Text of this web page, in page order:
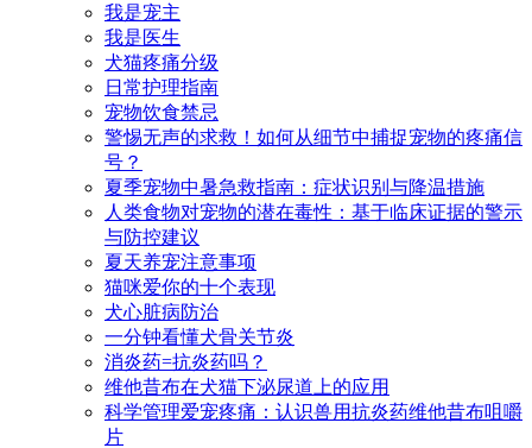
我是宠主
我是医生
犬猫疼痛分级
日常护理指南
宠物饮食禁忌
警惕无声的求救！如何从细节中捕捉宠物的疼痛信
号？
夏季宠物中暑急救指南：症状识别与降温措施
人类食物对宠物的潜在毒性：基于临床证据的警示
与防控建议
夏天养宠注意事项
猫咪爱你的十个表现
犬心脏病防治
一分钟看懂犬骨关节炎
消炎药=抗炎药吗？
维他昔布在犬猫下泌尿道上的应用
科学管理爱宠疼痛：认识兽用抗炎药维他昔布咀嚼
片